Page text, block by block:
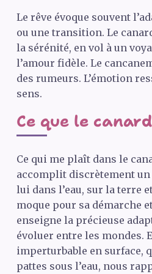
Le rêve évoque souvent
ou une transition. Le
la sérénité, en vol à un
l’amour fidèle. Le
des rumeurs. L’émotion
sens.
Ce que le
Ce qui me plaît dans le
accomplit discrètement
lui dans l’eau, sur la terre
moque pour sa démarche
enseigne la précieuse
évoluer entre les mondes.
imperturbable en surface,
pattes sous l’eau, nous